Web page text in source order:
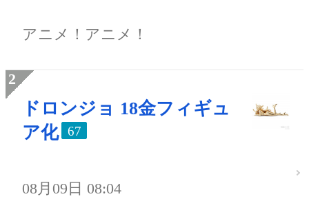
アニメ！アニメ！
ドロンジョ 18金フィギュ
ア化
67
08月09日 08:04